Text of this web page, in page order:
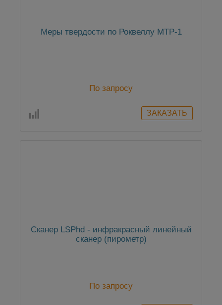
Меры твердости по Роквеллу МТР-1
По запросу
Сканер LSPhd - инфракрасный линейный
сканер (пирометр)
По запросу